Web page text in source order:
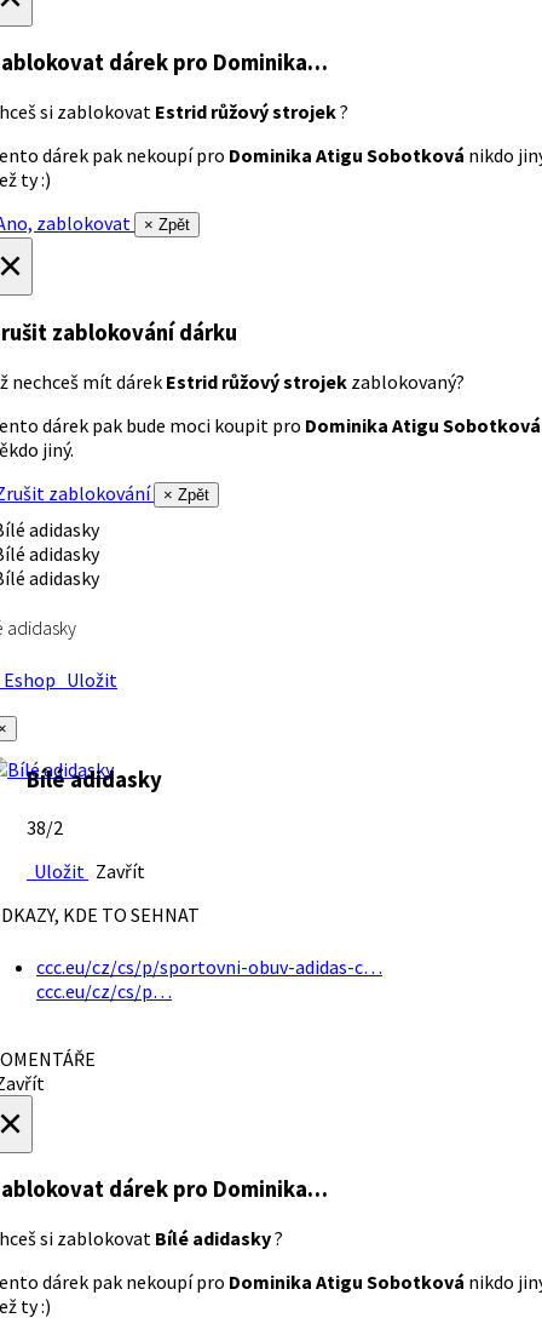
dárek pro Dominika…
si zablokovat Estrid růžový strojek?
dárek pak nekoupí pro Dominika Atigu Sobotková nikdo
ty :)
zablokovat
× Zpět
zablokování dárku
nechceš mít dárek Estrid růžový strojek zablokovaný?
dárek pak bude moci koupit pro Dominika Atigu Sobotková
jiný.
zablokování
× Zpět
adidasky
Uložit
Bílé adidasky
38/2
Uložit Zavřít
KDE TO SEHNAT
ccc.eu/cz/cs/p/sportovni-obuv-adidas-c…
ccc.eu/cz/cs/p…
dárek pro Dominika…
si zablokovat Bílé adidasky?
dárek pak nekoupí pro Dominika Atigu Sobotková nikdo
ty :)